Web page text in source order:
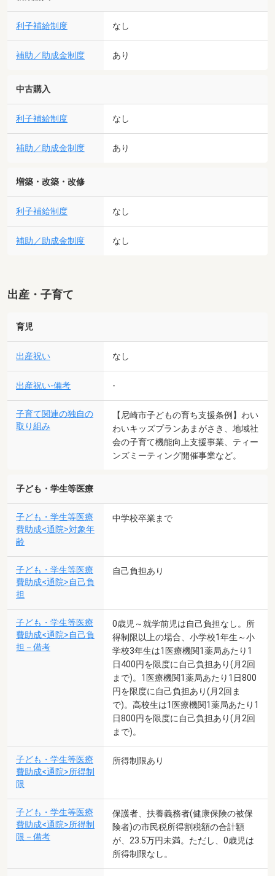
利子補給制度 なし
補助／助成金制度 あり
中古購入
利子補給制度 なし
補助／助成金制度 あり
増築・改築・改修
利子補給制度 なし
補助／助成金制度 なし
出産・子育て
育児
出産祝い なし
出産祝い-備考 -
子育て関連の独自の
取り組み
【尼崎市子どもの育ち支援条例】わい
わいキッズプランあまがさき、地域社
会の子育て機能向上支援事業、ティー
ンズミーティング開催事業など。
子ども・学生等医療
子ども・学生等医療
費助成<通院>対象年
齢
中学校卒業まで
子ども・学生等医療
費助成<通院>自己負
担
自己負担あり
子ども・学生等医療
費助成<通院>自己負
担－備考
0歳児～就学前児は自己負担なし。所
得制限以上の場合、小学校1年生～小
学校3年生は1医療機関1薬局あたり1
日400円を限度に自己負担あり(月2回
まで)。1医療機関1薬局あたり1日800
円を限度に自己負担あり(月2回ま
で)。高校生は1医療機関1薬局あたり1
日800円を限度に自己負担あり(月2回
まで)。
子ども・学生等医療
費助成<通院>所得制
限
所得制限あり
子ども・学生等医療
費助成<通院>所得制
限－備考
保護者、扶養義務者(健康保険の被保
険者)の市民税所得割税額の合計額
が、23.5万円未満。ただし、0歳児は
所得制限なし。